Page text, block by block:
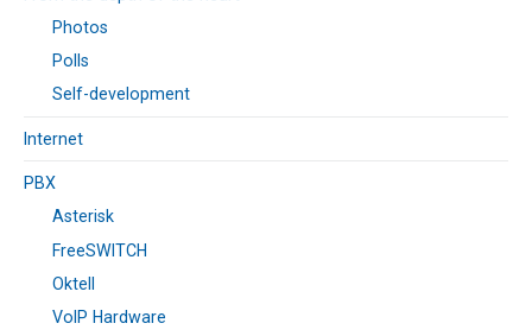
Photos
Polls
Self-development
Internet
PBX
Asterisk
FreeSWITCH
Oktell
VoIP Hardware